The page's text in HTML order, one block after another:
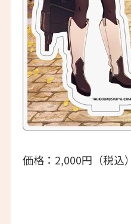
価格：2,000円（税込）